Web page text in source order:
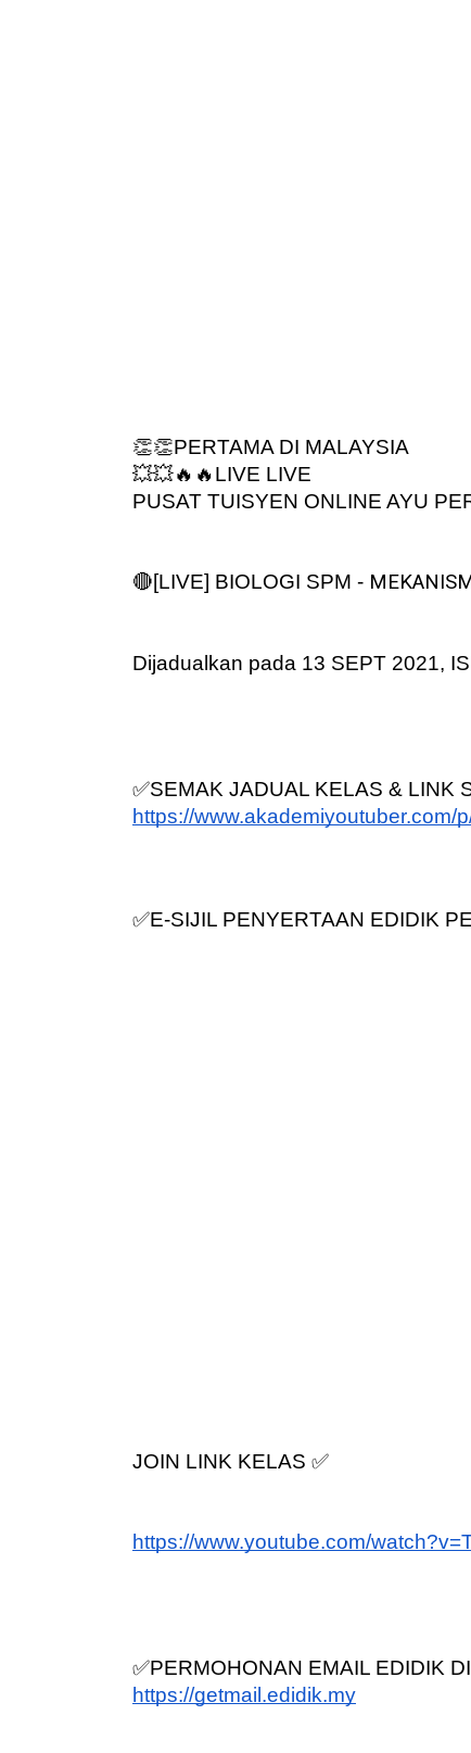
👏👏PERTAMA DI MALAYSIA
💥💥🔥🔥LIVE LIVE
PUSAT TUISYEN ONLINE AYU
🔴[LIVE] BIOLOGI SPM -
Dijadualkan pada 13 SEPT 2021,
✅SEMAK JADUAL KELAS & LINK
https://www.akademiyoutuber.com/
✅E-SIJIL PENYERTAAN EDIDIK
JOIN LINK KELAS ✅
https://www.youtube.com/
✅PERMOHONAN EMAIL EDIDIK
https://getmail.edidik.my